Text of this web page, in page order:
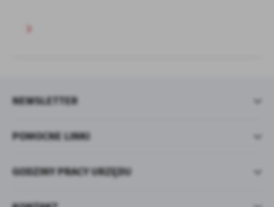
POMOCNE LINKI
NEWSLETTER
GODZINY PRACY URZĘDU